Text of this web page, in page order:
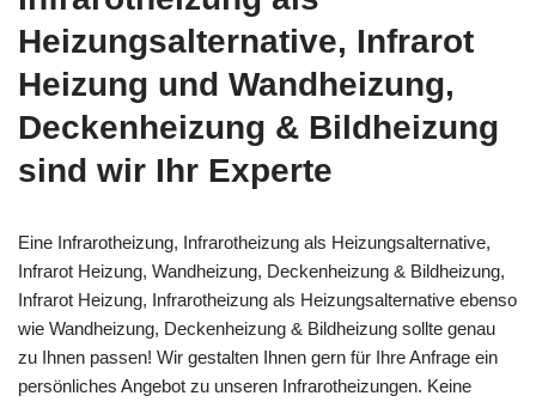
Heizungsalternative, Infrarot
Heizung und Wandheizung,
Deckenheizung & Bildheizung
sind wir Ihr Experte
Eine Infrarotheizung, Infrarotheizung als Heizungsalternative,
Infrarot Heizung, Wandheizung, Deckenheizung & Bildheizung,
Infrarot Heizung, Infrarotheizung als Heizungsalternative ebenso
wie Wandheizung, Deckenheizung & Bildheizung sollte genau
zu Ihnen passen! Wir gestalten Ihnen gern für Ihre Anfrage ein
persönliches Angebot zu unseren Infrarotheizungen. Keine